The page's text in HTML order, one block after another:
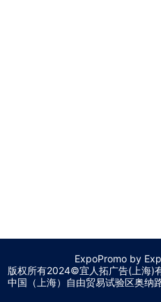
ExpoPromo by
版权所有2024©宜人拓广告(上海)
中国（上海）自由贸易试验区奥纳